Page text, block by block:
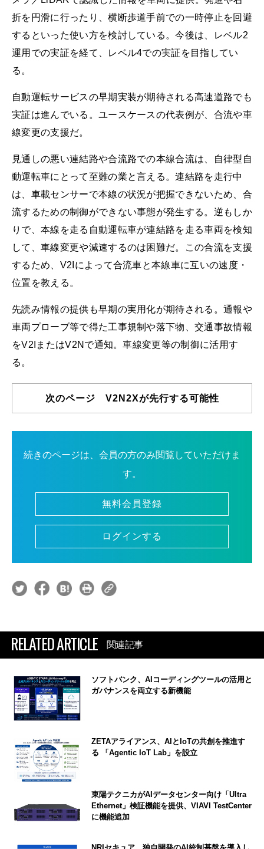
折を円滑に行ったり、横断歩道手前での一時停止を回避
するといった使い方を検討している。今後は、レベル2
運用での実証を経て、レベル4での実証を目指してい
る。
自動運転サービスの早期実装が期待される高速道路でも
実証は進んでいる。ユースケースの代表例が、合流や車
線変更の支援だ。
見通しの悪い連結路や合流路での本線合流は、自律型自
動運転車にとって至難の業と言える。連結路を走行中
は、車載センサーで本線の状況が把握できないため、合
流するための制御ができない事態が発生する。逆もしか
りで、本線を走る自動運転車が連結路を走る車両を検知
して、車線変更や減速するのは困難だ。この合流を支援
するため、V2Iによって合流車と本線車に互いの速度・
位置を教える。
先読み情報の提供も早期の実用化が期待される。通報や
車両プローブ等で得た工事規制や落下物、交通事故情報
をV2IまたはV2Nで通知。車線変更等の制御に活用す
る。
次のページ V2N2Xが先行する可能性
続きのページは、会員の方のみ閲覧していただけま
す。
無料会員登録
ログインする
RELATED ARTICLE 関連記事
ソフトバンク、AIコーディングツールの活用と
ガバナンスを両立する新機能
ZETAアライアンス、AIとIoTの共創を推進す
る 「Agentic IoT Lab」を設立
東陽テクニカがAIデータセンター向け「Ultra
Ethernet」検証機能を提供、VIAVI TestCenter
に機能追加